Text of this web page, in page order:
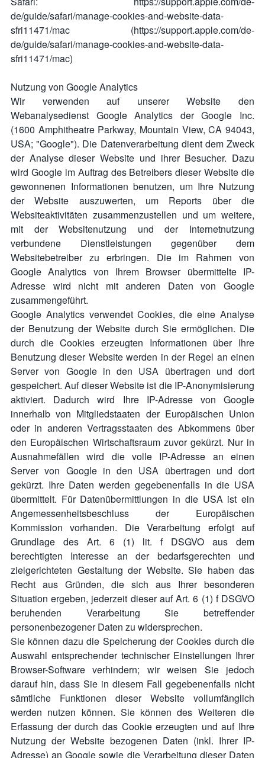
de/guide/safari/manage-cookies-and-website-data-
sfri11471/mac (https://support.apple.com/de-
de/guide/safari/manage-cookies-and-website-data-
sfri11471/mac)
Nutzung von Google Analytics
Wir verwenden auf unserer Website den
Webanalysedienst Google Analytics der Google Inc.
(1600 Amphitheatre Parkway, Mountain View, CA 94043,
USA; "Google"). Die Datenverarbeitung dient dem Zweck
der Analyse dieser Website und ihrer Besucher. Dazu
wird Google im Auftrag des Betreibers dieser Website die
gewonnenen Informationen benutzen, um Ihre Nutzung
der Website auszuwerten, um Reports über die
Websiteaktivitäten zusammenzustellen und um weitere,
mit der Websitenutzung und der Internetnutzung
verbundene Dienstleistungen gegenüber dem
Websitebetreiber zu erbringen. Die im Rahmen von
Google Analytics von Ihrem Browser übermittelte IP-
Adresse wird nicht mit anderen Daten von Google
zusammengeführt.
Google Analytics verwendet Cookies, die eine Analyse
der Benutzung der Website durch Sie ermöglichen. Die
durch die Cookies erzeugten Informationen über Ihre
Benutzung dieser Website werden in der Regel an einen
Server von Google in den USA übertragen und dort
gespeichert. Auf dieser Website ist die IP-Anonymisierung
aktiviert. Dadurch wird Ihre IP-Adresse von Google
innerhalb von Mitgliedstaaten der Europäischen Union
oder in anderen Vertragsstaaten des Abkommens über
den Europäischen Wirtschaftsraum zuvor gekürzt. Nur in
Ausnahmefällen wird die volle IP-Adresse an einen
Server von Google in den USA übertragen und dort
gekürzt. Ihre Daten werden gegebenenfalls in die USA
übermittelt. Für Datenübermittlungen in die USA ist ein
Angemessenheitsbeschluss der Europäischen
Kommission vorhanden. Die Verarbeitung erfolgt auf
Grundlage des Art. 6 (1) lit. f DSGVO aus dem
berechtigten Interesse an der bedarfsgerechten und
zielgerichteten Gestaltung der Website. Sie haben das
Recht aus Gründen, die sich aus Ihrer besonderen
Situation ergeben, jederzeit dieser auf Art. 6 (1) f DSGVO
beruhenden Verarbeitung Sie betreffender
personenbezogener Daten zu widersprechen.
Sie können dazu die Speicherung der Cookies durch die
Auswahl entsprechender technischer Einstellungen Ihrer
Browser-Software verhindern; wir weisen Sie jedoch
darauf hin, dass Sie in diesem Fall gegebenenfalls nicht
sämtliche Funktionen dieser Website vollumfänglich
werden nutzen können. Sie können des Weiteren die
Erfassung der durch das Cookie erzeugten und auf Ihre
Nutzung der Website bezogenen Daten (inkl. Ihrer IP-
Adresse) an Google sowie die Verarbeitung dieser Daten